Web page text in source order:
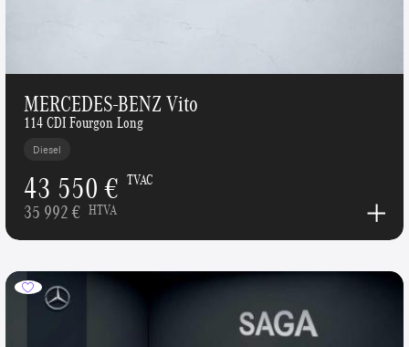
MERCEDES-BENZ Vito
114 CDI Fourgon Long
Diesel
43 550 € TVAC
35 992 € HTVA